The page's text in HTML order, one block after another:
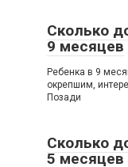
Сколько
9 месяцев
Ребенка в 9
окрепшим,
Позади
Сколько
5 месяцев